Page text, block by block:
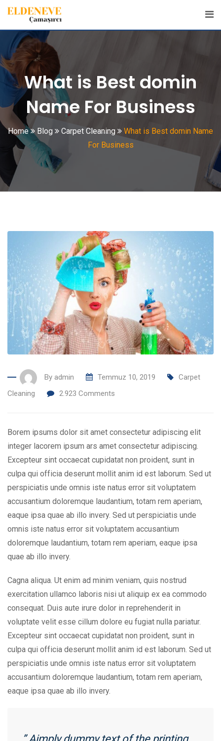
Skip
content
What is Best domin
Name For Business
Home Blog Carpet Cleaning
What is Best domin Name
For Business
By admin Temmuz 10, 2019
Carpet
Cleaning
2.923 Comments
Borem ipsums dolor sit amet consectetur adipiscing elit
integer lacorem ipsum ars amet consectetur adipiscing.
Excepteur sint occaecat cupidatat non proident, sunt in
culpa qui officia deserunt mollit anim id est laborum. Sed ut
perspiciatis unde omnis iste natus error sit voluptatem
accusantium doloremque laudantium, totam rem aperiam,
eaque ipsa quae ab illo invery. Sed ut perspiciatis unde
omnis iste natus error sit voluptatem accusantium
doloremque laudantium, totam rem aperiam, eaque ipsa
quae ab illo invery.
Cagna aliqua. Ut enim ad minim veniam, quis nostrud
exercitation ullamco laboris nisi ut aliquip ex ea commodo
consequat. Duis aute irure dolor in reprehenderit in
voluptate velit esse cillum dolore eu fugiat nulla pariatur.
Excepteur sint occaecat cupidatat non proident, sunt in
culpa qui officia deserunt mollit anim id est laborum. Sed ut
perspiciatis unde omnis iste natus error sit voluptatem
accusantium doloremque laudantium, totam rem aperiam,
eaque ipsa quae ab illo invery.